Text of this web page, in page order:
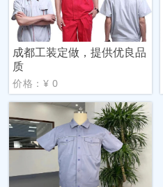
成都工装定做，提供优良品
质
价格：¥ 0